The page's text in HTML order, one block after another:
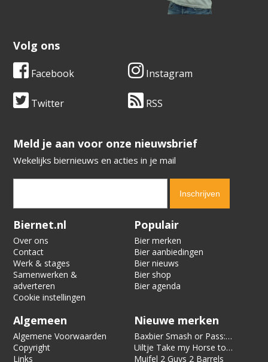
Volg ons
Facebook Instagram
Twitter RSS
​​​​​​​Meld je aan voor onze nieuwsbrief
Wekelijks biernieuws en acties in je mail
Verification code:
Biernet.nl
Over ons
Contact
Werk & stages
Samenwerken &
adverteren
Cookie instellingen
Populair
Bier merken
Bier aanbiedingen
Bier nieuws
Bier shop
Bier agenda
Algemeen
Algemene Voorwaarden
Copyright
Links
Nieuwe merken
Baxbier Smash or Pass:
Strata
Uiltje Take my Horse to
the Hotel Room
Muifel 2 Guys 2 Barrels